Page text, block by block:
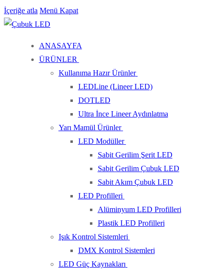
İçeriğe atla Menü Kapat
ANASAYFA
ÜRÜNLER
Kullanıma Hazır Ürünler
LEDLine (Lineer LED)
DOTLED
Ultra İnce Lineer Aydınlatma
Yarı Mamül Ürünler
LED Modüller
Sabit Gerilim Şerit LED
Sabit Gerilim Çubuk LED
Sabit Akım Çubuk LED
LED Profilleri
Alüminyum LED Profilleri
Plastik LED Profilleri
Işık Kontrol Sistemleri
DMX Kontrol Sistemleri
LED Güç Kaynakları